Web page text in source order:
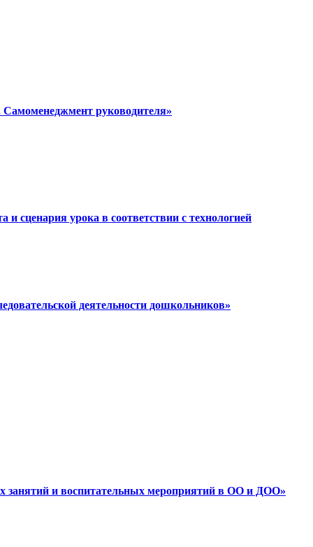
руководителя»
сценария урока в соответствии с технологией
деятельности дошкольников»
занятий и воспитательных мероприятий в ОО и ДОО»